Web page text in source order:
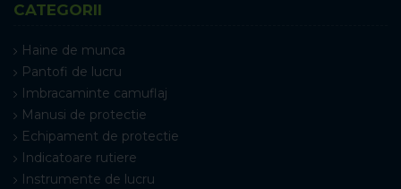
CATEGORII
Haine de munca
Pantofi de lucru
Imbracaminte camuflaj
Manusi de protectie
Echipament de protectie
Indicatoare rutiere
Instrumente de lucru